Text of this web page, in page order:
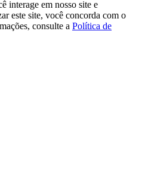
interage em nosso site e
este site, você concorda com o
consulte a Política de